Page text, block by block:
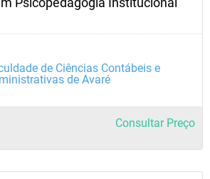
de Ciências Contábeis e
de Avaré
Consultar Preço